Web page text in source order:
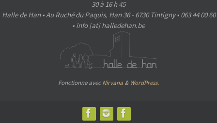
30 à 16 h 45
Halle de Han • Au Ruché du Paquis, Han 36 - 6730 Tintigny • 063 44 00 60
• info [at] halledehan.be
Fonctionne avecNirvana & WordPress.